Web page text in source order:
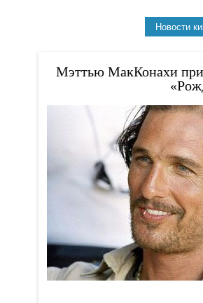
Мэттью МакКонахи